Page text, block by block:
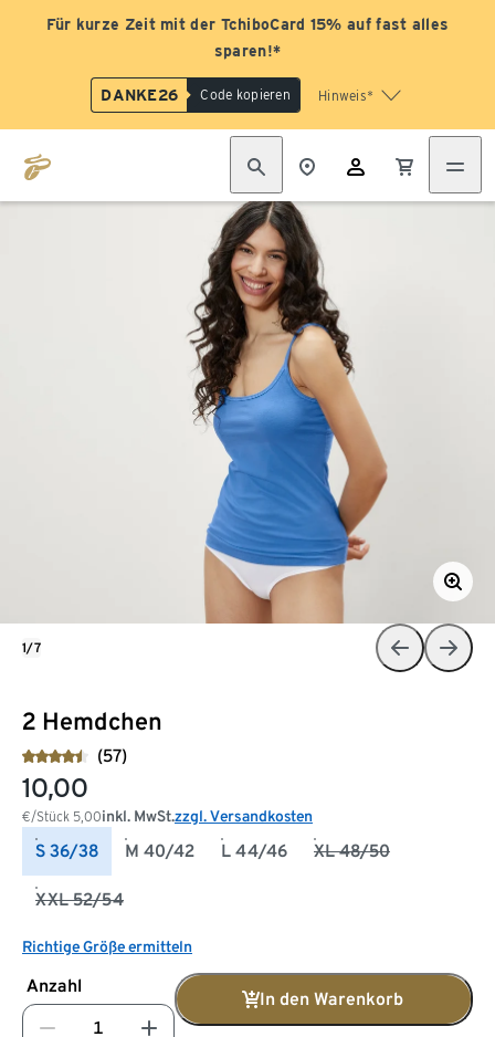
Für kurze Zeit mit der TchiboCard 15% auf fast alles
sparen!*
DANKE26 Code kopieren Hinweis*
2 Hemdchen
(57)
10,00
€/Stück 5,00inkl. MwSt.zzgl. Versandkosten
S 36/38 M 40/42 L 44/46 XL 48/50
XXL 52/54
Richtige Größe ermitteln
Anzahl
In den Warenkorb
1/7